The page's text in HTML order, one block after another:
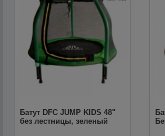
Батут DFC JUMP KIDS 48"
без лестницы, зеленый